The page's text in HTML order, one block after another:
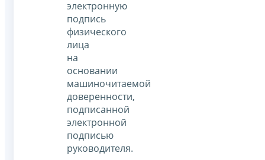
электронную
подпись
физического
лица
на
основании
машиночитаемой
доверенности,
подписанной
электронной
подписью
руководителя.